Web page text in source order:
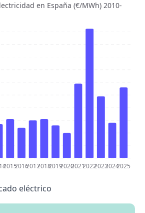
en España (€/MWh) 2010-
20152016201720182019202020212022202320242025
eléctrico